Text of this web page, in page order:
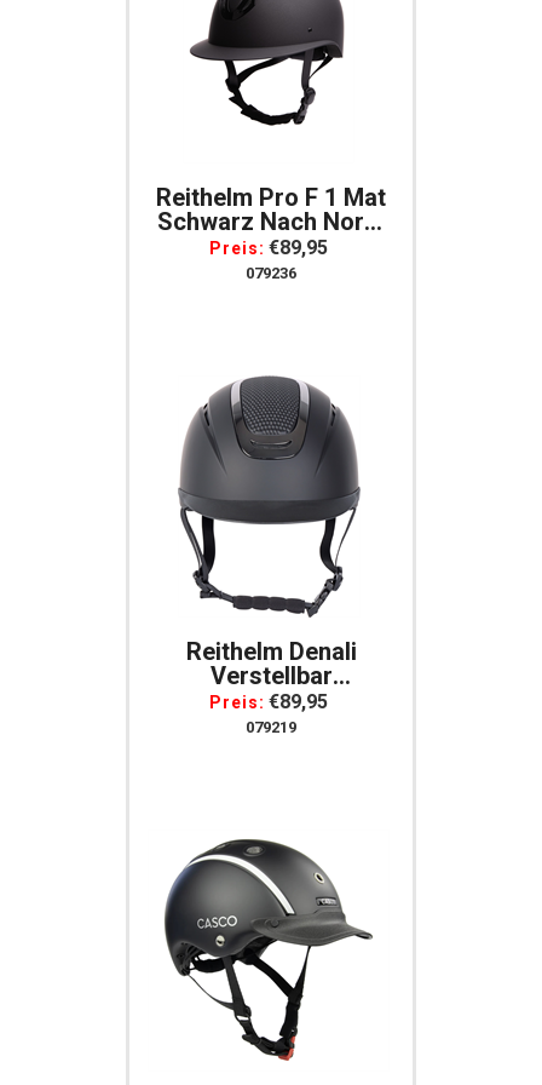
Reithelm Pro F 1 Mat
Schwarz Nach Norm
EN1384:2023
Preis: €89,95
079236
Reithelm Denali
Verstellbar
Lüftungsschlitzen
Herausnehmbares
Preis: €89,95
079219